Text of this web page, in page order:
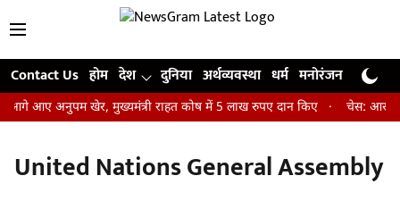
Contact Us होम देश दुनिया अर्थव्यवस्था धर्म मनोरंजन खेल
आगे आए अनुपम खेर, मुख्यमंत्री राहत कोष में 5 लाख रुपए दान किए चेस: आर
United Nations General Assembly